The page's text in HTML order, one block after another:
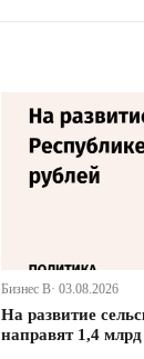
Бизнес В· 03.08.2026
На развитие
направят 1,4